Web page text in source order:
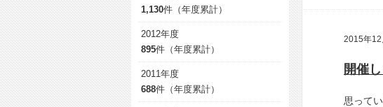
2015年
思って
1,130件（年度累計）
2012年度
895件（年度累計）
2011年度
688件（年度累計）